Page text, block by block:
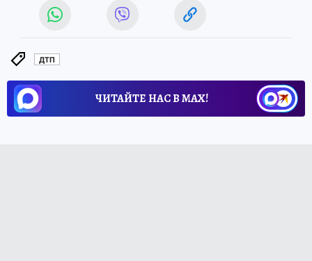
ДТП
ЧИТАЙТЕ НАС В МАХ!